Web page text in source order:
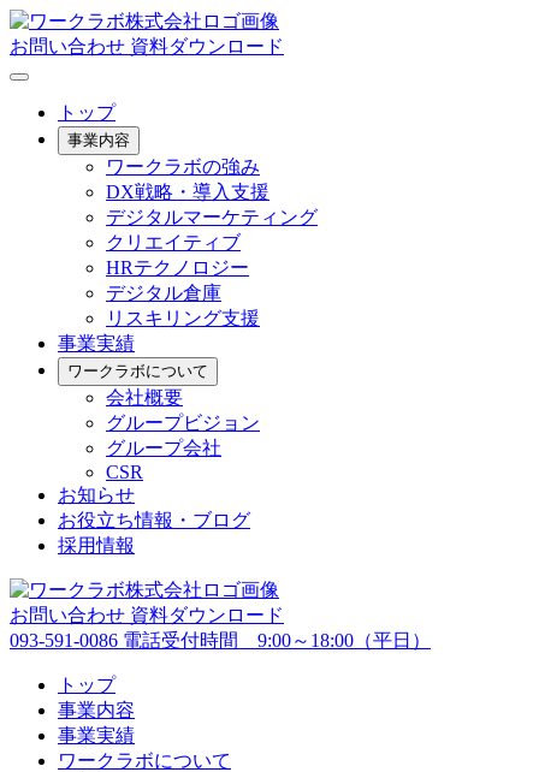
お問い合わせ 資料ダウンロード
トップ
事業内容
ワークラボの強み
DX戦略・導入支援
デジタルマーケティング
クリエイティブ
HRテクノロジー
デジタル倉庫
リスキリング支援
事業実績
ワークラボについて
会社概要
グループビジョン
グループ会社
CSR
お知らせ
お役立ち情報・ブログ
採用情報
お問い合わせ 資料ダウンロード
093-591-0086 電話受付時間 9:00～18:00（平日）
トップ
事業内容
事業実績
ワークラボについて